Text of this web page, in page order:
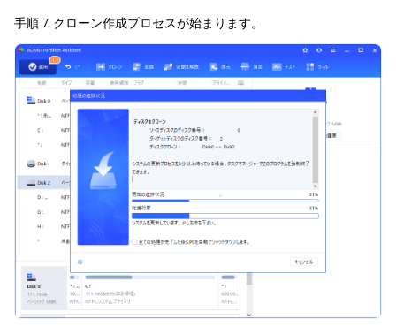
手順 7. クローン作成プロセスが始まります。